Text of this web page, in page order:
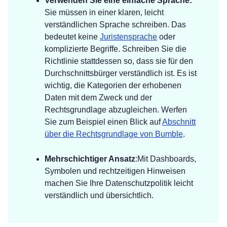
Sie müssen in einer klaren, leicht
verständlichen Sprache schreiben. Das
bedeutet keine Juristensprache oder
komplizierte Begriffe. Schreiben Sie die
Richtlinie stattdessen so, dass sie für den
Durchschnittsbürger verständlich ist. Es ist
wichtig, die Kategorien der erhobenen
Daten mit dem Zweck und der
Rechtsgrundlage abzugleichen. Werfen
Sie zum Beispiel einen Blick aufAbschnitt
über die Rechtsgrundlage von Bumble.
Mehrschichtiger Ansatz:Mit Dashboards,
Symbolen und rechtzeitigen Hinweisen
machen Sie Ihre Datenschutzpolitik leicht
verständlich und übersichtlich.